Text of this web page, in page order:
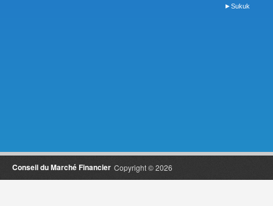
►Sukuk
Copyright © 2026
Conseil du Marché Financier